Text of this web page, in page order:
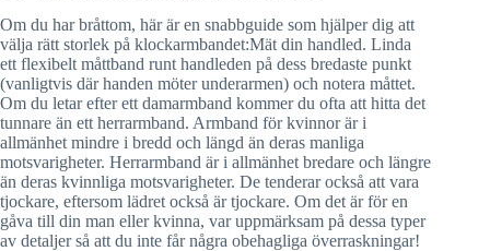
Om du har bråttom, här är en snabbguide som hjälper dig att
välja rätt storlek på klockarmbandet:Mät din handled. Linda
ett flexibelt måttband runt handleden på dess bredaste punkt
(vanligtvis där handen möter underarmen) och notera måttet.
Om du letar efter ett damarmband kommer du ofta att hitta det
tunnare än ett herrarmband. Armband för kvinnor är i
allmänhet mindre i bredd och längd än deras manliga
motsvarigheter. Herrarmband är i allmänhet bredare och längre
än deras kvinnliga motsvarigheter. De tenderar också att vara
tjockare, eftersom lädret också är tjockare. Om det är för en
gåva till din man eller kvinna, var uppmärksam på dessa typer
av detaljer så att du inte får några obehagliga överraskningar!